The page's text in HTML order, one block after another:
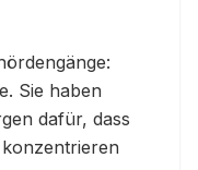
Sie haben
dafür, dass